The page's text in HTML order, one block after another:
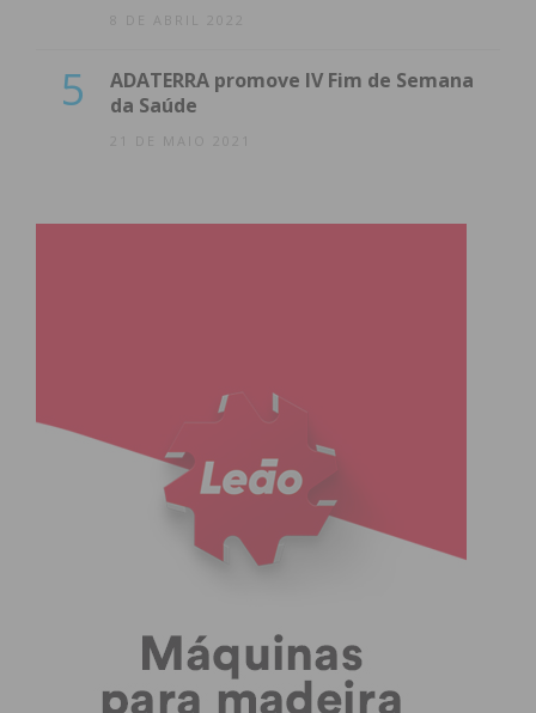
8 DE ABRIL 2022
5
ADATERRA promove IV Fim de Semana
da Saúde
21 DE MAIO 2021